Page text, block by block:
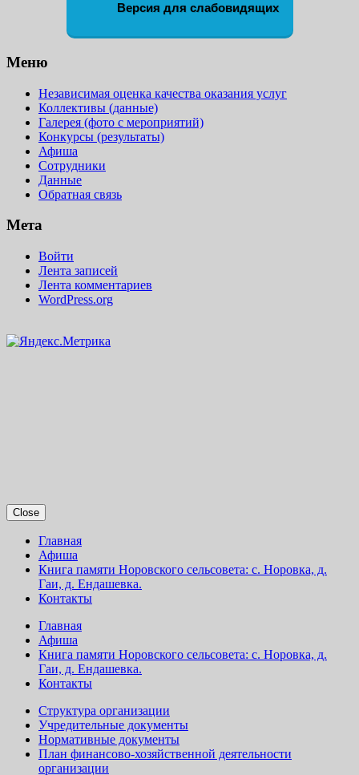
Версия для слабовидящих
Меню
Независимая оценка качества оказания услуг
Коллективы (данные)
Галерея (фото с мероприятий)
Конкурсы (результаты)
Афиша
Сотрудники
Данные
Обратная связь
Мета
Войти
Лента записей
Лента комментариев
WordPress.org
Close
Главная
Афиша
Книга памяти Норовского сельсовета: с. Норовка, д.
Гаи, д. Ендашевка.
Контакты
Главная
Афиша
Книга памяти Норовского сельсовета: с. Норовка, д.
Гаи, д. Ендашевка.
Контакты
Структура организации
Учредительные документы
Нормативные документы
План финансово-хозяйственной деятельности
организации